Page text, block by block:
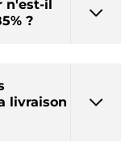
n'est-il
?
livraison